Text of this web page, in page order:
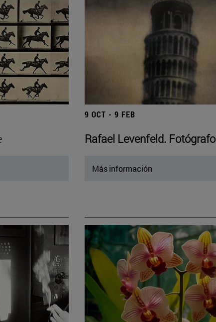
9 OCT - 9 FEB
Rafael Levenfeld. Fotógrafo
Más información